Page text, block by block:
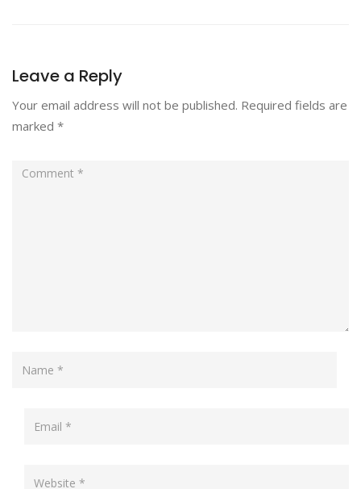
Leave a Reply
Your email address will not be published. Required fields are
marked *